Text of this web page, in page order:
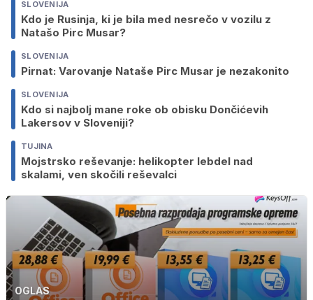
SLOVENIJA
Kdo je Rusinja, ki je bila med nesrečo v vozilu z
Natašo Pirc Musar?
SLOVENIJA
Pirnat: Varovanje Nataše Pirc Musar je nezakonito
SLOVENIJA
Kdo si najbolj mane roke ob obisku Dončićevih
Lakersov v Sloveniji?
TUJINA
Mojstrsko reševanje: helikopter lebdel nad
skalami, ven skočili reševalci
OGLAS